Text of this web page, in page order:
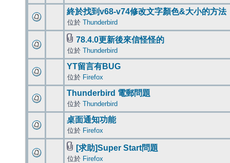
終於找到v68-v74修改文字顏色&大小的方法
位於 Thunderbird
78.4.0更新後來信怪怪的
位於 Thunderbird
YT留言有BUG
位於 Firefox
Thunderbird 電郵問題
位於 Thunderbird
桌面通知功能
位於 Firefox
[求助]Super Start問題
位於 Firefox